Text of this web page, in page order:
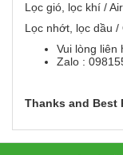
Lọc gió, lọc khí /
Lọc nhớt, lọc dầu /
Vui lòng liên
Zalo :
Thanks and Best